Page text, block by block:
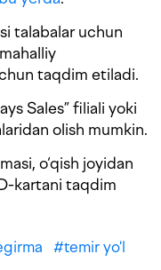
talabalar uchun
taqdim etiladi.
Sales” filiali yoki
olish mumkin.
o‘qish joyidan
kartani taqdim
#temir yo'l